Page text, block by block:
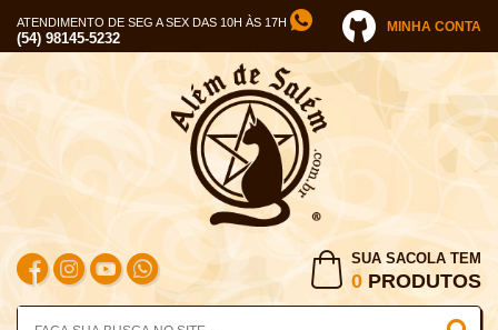
ATENDIMENTO DE SEG A SEX DAS 10H ÀS 17H
(54) 98145-5232
MINHA CONTA
SUA SACOLA TEM
0 PRODUTOS